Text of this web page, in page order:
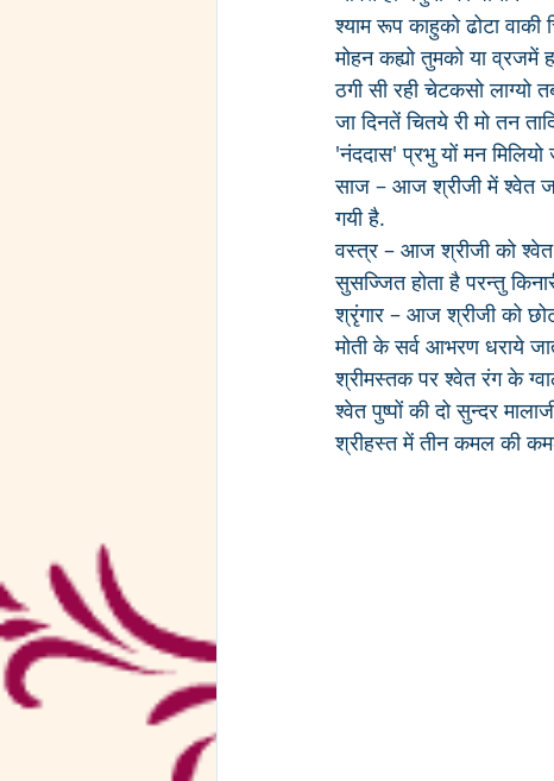
श्याम रूप काहुको ढोटा
मोहन कह्यो तुमको या व्रजमें
ठगी सी रही चेटकसो
जा दिनतें चितये री मो तन
'नंददास' प्रभु यों मन
साज – आज श्रीजी में श्वेत
गयी है.
वस्त्र – आज श्रीजी को श्वेत
सुसज्जित होता है परन्तु
श्रृंगार – आज श्रीजी को
मोती के सर्व आभरण धराये
श्रीमस्तक पर श्वेत रंग के
श्वेत पुष्पों की दो सुन्दर
श्रीहस्त में तीन कमल की